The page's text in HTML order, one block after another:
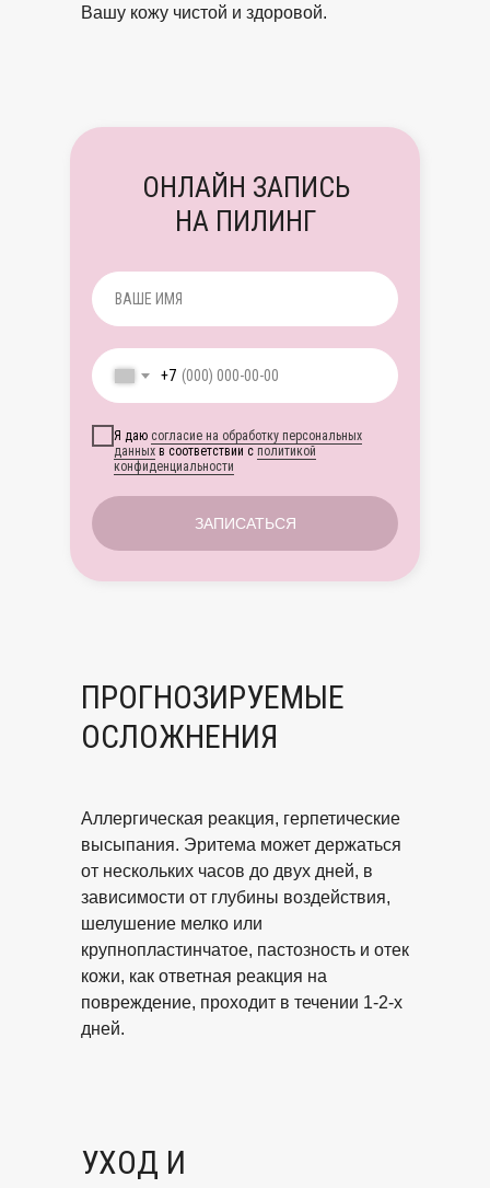
Вашу кожу чистой и здоровой.
ОНЛАЙН ЗАПИСЬ
НА ПИЛИНГ
+7
Я даю согласие на обработку персональных
данных в соответствии с политикой
конфиденциальности
ЗАПИСАТЬСЯ
ПРОГНОЗИРУЕМЫЕ
ОСЛОЖНЕНИЯ
Аллергическая реакция, герпетические
высыпания. Эритема может держаться
от нескольких часов до двух дней, в
зависимости от глубины воздействия,
шелушение мелко или
крупнопластинчатое, пастозность и отек
кожи, как ответная реакция на
повреждение, проходит в течении 1-2-х
дней.
УХОД И